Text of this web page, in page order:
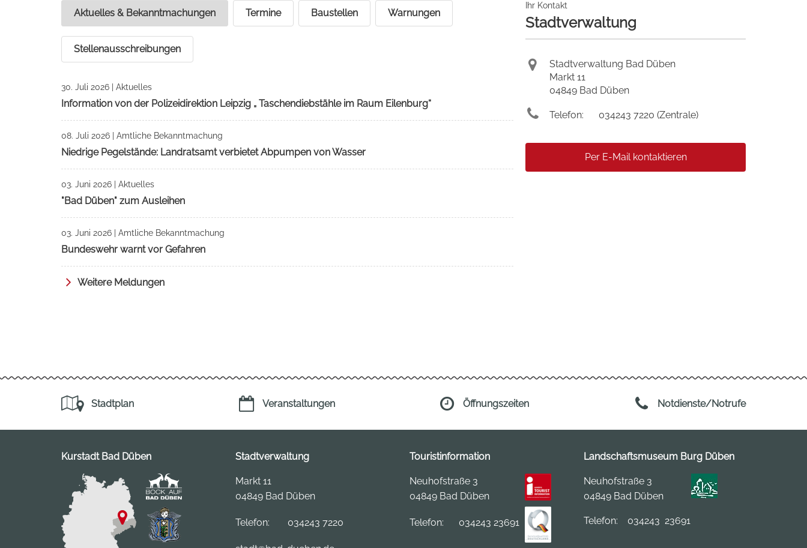
Aktuelles & Bekanntmachungen Termine Baustellen Warnungen
Stellenausschreibungen
30. Juli 2026 Aktuelles
Information von der Polizeidirektion Leipzig „ Taschendiebstähle im Raum Eilenburg“
08. Juli 2026 Amtliche Bekanntmachung
Niedrige Pegelstände: Landratsamt verbietet Abpumpen von Wasser
03. Juni 2026 Aktuelles
"Bad Düben" zum Ausleihen
03. Juni 2026 Amtliche Bekanntmachung
Bundeswehr warnt vor Gefahren
Weitere Meldungen
Ihr Kontakt
Stadtverwaltung
Stadtverwaltung Bad Düben
Markt 11
04849 Bad Düben
Telefon: 034243 7220 (Zentrale)
Per E-Mail kontaktieren
Stadtplan Veranstaltungen Öffnungszeiten Notdienste/Notrufe
Kurstadt Bad Düben Stadtverwaltung
Markt 11
04849 Bad Düben
Telefon: 034243 7220
Touristinformation
Neuhofstraße 3
04849 Bad Düben
Telefon: 034243 23691
Landschaftsmuseum Burg Düben
Neuhofstraße 3
04849 Bad Düben
Telefon: 034243 23691